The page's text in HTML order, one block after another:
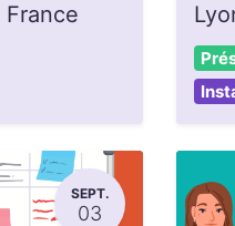
France
SEPT.
03